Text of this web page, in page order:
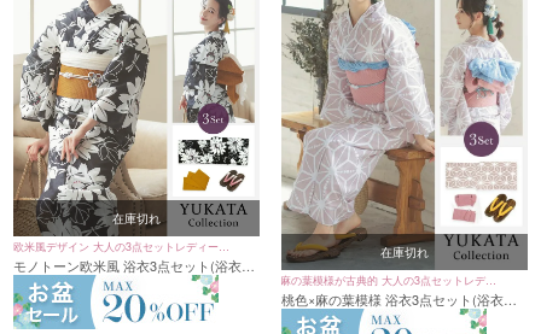
在庫切れ
欧米風デザイン 大人の3点セットレディース
浴衣
モノトーン欧米風 浴衣3点セット(浴衣＋
平帯or作り帯＋下駄)
在庫切れ
麻の葉模様が古典的 大人の3点セットレディ
ース浴衣
桃色×麻の葉模様 浴衣3点セット(浴衣＋
平帯or作り帯＋下駄)